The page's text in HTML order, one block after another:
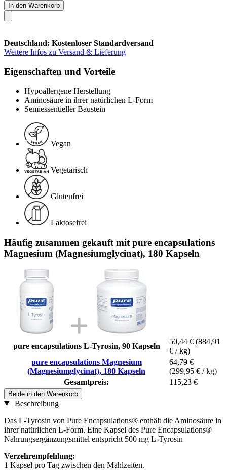
In den Warenkorb
Deutschland: Kostenloser Standardversand
Weitere Infos zu Versand & Lieferung
Eigenschaften und Vorteile
Hypoallergene Herstellung
Aminosäure in ihrer natürlichen L-Form
Semiessentieller Baustein
Vegan
Vegetarisch
Glutenfrei
Laktosefrei
Häufig zusammen gekauft mit pure encapsulations
Magnesium (Magnesiumglycinat), 180 Kapseln
pure encapsulations L-Tyrosin, 90 Kapseln
50,44 € (884,91
€ / kg)
pure encapsulations Magnesium
(Magnesiumglycinat), 180 Kapseln
64,79 €
(299,95 € / kg)
Gesamtpreis:
115,23 €
Beide in den Warenkorb
Beschreibung
Das L-Tyrosin von Pure Encapsulations® enthält die Aminosäure in
ihrer natürlichen L-Form. Eine Kapsel des Pure Encapsulations®
Nahrungsergänzungsmittel entspricht 500 mg L-Tyrosin
Verzehrempfehlung:
1 Kapsel pro Tag zwischen den Mahlzeiten.